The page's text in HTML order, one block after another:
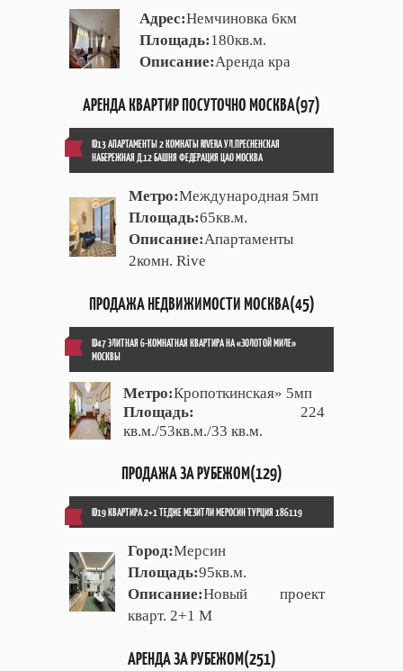
Адрес:Немчиновка 6км
Площадь:180кв.м.
Описание:Аренда кра
АРЕНДА КВАРТИР ПОСУТОЧНО МОСКВА(97)
ID13 АПАРТАМЕНТЫ 2 КОМНАТЫ RIVERA УЛ.ПРЕСНЕНСКАЯ
НАБЕРЕЖНАЯ Д.12 БАШНЯ ФЕДЕРАЦИЯ ЦАО МОСКВА
Метро:Международная 5мп
Площадь:65кв.м.
Описание:Апартаменты
2комн. Rive
ПРОДАЖА НЕДВИЖИМОСТИ МОСКВА(45)
ID47 ЭЛИТНАЯ 6-КОМНАТНАЯ КВАРТИРА НА «ЗОЛОТОЙ МИЛЕ»
МОСКВЫ
Метро:Кропоткинская» 5мп
Площадь:
224
кв.м./53кв.м./33 кв.м.
ПРОДАЖА ЗА РУБЕЖОМ(129)
ID19 КВАРТИРА 2+1 ТЕДЖЕ МЕЗИТЛИ МЕРОСИН ТУРЦИЯ 186119
Город:Мерсин
Площадь:95кв.м.
Описание:Новый проект
кварт. 2+1 М
АРЕНДА ЗА РУБЕЖОМ(251)